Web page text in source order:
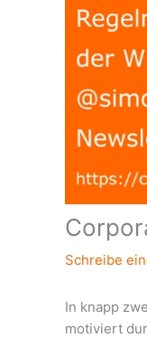
Schreibe
In knapp
motiviert